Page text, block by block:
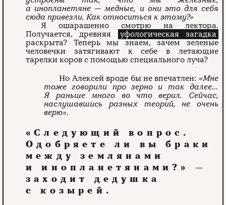
а инопланетяне — медные, и они это для себя
сюда привезли. Как относиться к этому?»
Я ошарашенно смотрю на лектора.
Получается, древняя
уфологическая загадка
раскрыта? Теперь мы знаем, зачем зеленые
человечки затягивают к себе в летающие
тарелки коров с помощью специального луча?
Но Алексей вроде бы не впечатлен: «Мне
тоже говорили про зерно и так далее…
Я раньше много во что верил. Сейчас,
наслушавшись разных теорий, не очень
верю».
«Следующий вопрос.
Одобряете ли вы браки
между землянами
и инопланетянами?» —
заходит дедушка
с козырей.